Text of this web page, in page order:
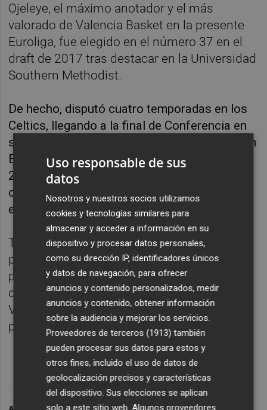
Ojeleye, el máximo anotador y el más
valorado de Valencia Basket en la presente
Euroliga, fue elegido en el número 37 en el
draft de 2017 tras destacar en la Universidad
Southern Methodist.
De hecho, disputó cuatro temporadas en los
Celtics, llegando a la final de Conferencia en
su primera campaña, pero tras cuatro años en
Boston alternó los Bucks y los Clippers en la
2021-22 y completó, por el momento, su
carrera NBA, con cinco años y 322
encuentros.
Tras ello, firmó por el Virtus Bolonia en su
primer periplo por Europa antes de, previo
pago de una compensación por parte del
club de la Fonteta, llegar este curso a
Valencia, donde se ha convertido en una
pieza clave del equipo.
Uso responsable de sus
datos
Nosotros y nuestros socios utilizamos
cookies y tecnologías similares para
almacenar y acceder a información en su
dispositivo y procesar datos personales,
como su dirección IP, identificadores únicos
y datos de navegación, para ofrecer
anuncios y contenido personalizados, medir
anuncios y contenido, obtener información
sobre la audiencia y mejorar los servicios.
Proveedores de terceros (1913) también
pueden procesar sus datos para estos y
otros fines, incluido el uso de datos de
geolocalización precisos y características
del dispositivo. Sus elecciones se aplican
solo a este sitio web. Algunos proveedores